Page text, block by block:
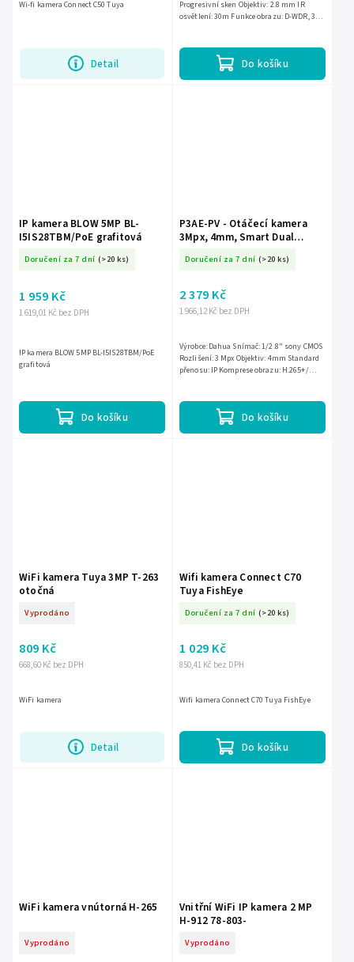
Detail
Wi-fi kamera Connect C50 Tuya
Do košíku
Progresivní sken Objektiv: 2.8 mm IR
osvětlení: 30m Funkce obrazu: D-WDR, 3D-
IP kamera BLOW 5MP BL-
I5IS28TBM/PoE grafitová
Doručení za 7 dní (>20 ks)
1 619,01 Kč bez DPH
1 959 Kč
Do košíku
IP kamera BLOW 5MP BL-I5IS28TBM/PoE
grafitová
P3AE-PV - Otáčecí kamera
3Mpx, 4mm, Smart Dual
Dahua
Doručení za 7 dní (>20 ks)
1 966,12 Kč bez DPH
2 379 Kč
Do košíku
Výrobce: Dahua Snímač: 1/2.8" sony CMOS
Rozlišení: 3 Mpx Objektiv: 4mm Standard
přenosu: IP Komprese obrazu: H.265+/
WiFi kamera Tuya 3MP T-263
otočná
Vyprodáno
668,60 Kč bez DPH
809 Kč
Detail
WiFi kamera
Wifi kamera Connect C70
Tuya FishEye
Doručení za 7 dní (>20 ks)
850,41 Kč bez DPH
1 029 Kč
Do košíku
Wifi kamera Connect C70 Tuya FishEye
WiFi kamera vnútorná H-265
Vyprodáno
Vnitřní WiFi IP kamera 2 MP
H-912 78-803-
Vyprodáno